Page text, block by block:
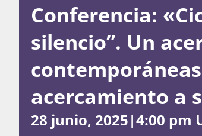
Conferencia:
silencio”. Un
acercamiento a
28 junio, 2025|4:00 pm